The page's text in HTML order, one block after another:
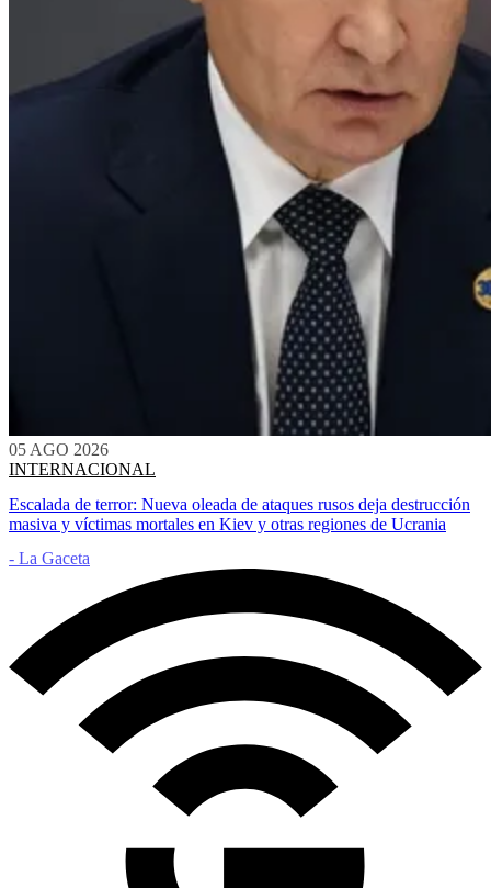
05 AGO 2026
INTERNACIONAL
Escalada de terror: Nueva oleada de ataques rusos deja destrucción
masiva y víctimas mortales en Kiev y otras regiones de Ucrania
- La Gaceta